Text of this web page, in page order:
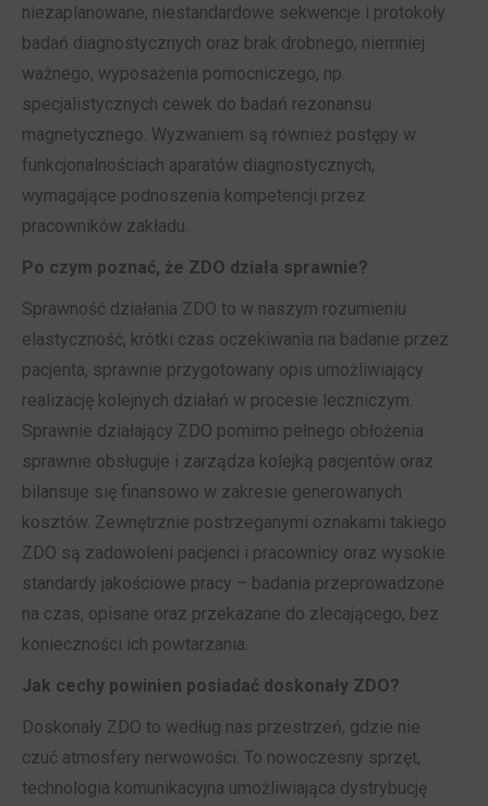
niezaplanowane, niestandardowe sekwencje i protokoły
badań diagnostycznych oraz brak drobnego, niemniej
ważnego, wyposażenia pomocniczego, np.
specjalistycznych cewek do badań rezonansu
magnetycznego. Wyzwaniem są również postępy w
funkcjonalnościach aparatów diagnostycznych,
wymagające podnoszenia kompetencji przez
pracowników zakładu.
Po czym poznać, że ZDO działa sprawnie?
Sprawność działania ZDO to w naszym rozumieniu
elastyczność, krótki czas oczekiwania na badanie przez
pacjenta, sprawnie przygotowany opis umożliwiający
realizację kolejnych działań w procesie leczniczym.
Sprawnie działający ZDO pomimo pełnego obłożenia
sprawnie obsługuje i zarządza kolejką pacjentów oraz
bilansuje się finansowo w zakresie generowanych
kosztów. Zewnętrznie postrzeganymi oznakami takiego
ZDO są zadowoleni pacjenci i pracownicy oraz wysokie
standardy jakościowe pracy – badania przeprowadzone
na czas, opisane oraz przekazane do zlecającego, bez
konieczności ich powtarzania.
Jak cechy powinien posiadać doskonały ZDO?
Doskonały ZDO to według nas przestrzeń, gdzie nie
czuć atmosfery nerwowości. To nowoczesny sprzęt,
technologia komunikacyjna umożliwiająca dystrybucję